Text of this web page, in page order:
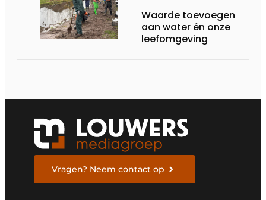
Waarde toevoegen
aan water én onze
leefomgeving
Vragen? Neem contact op